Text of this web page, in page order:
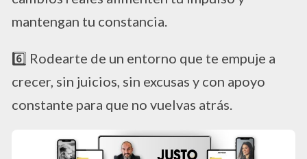
mantengan tu constancia.
​6️⃣ Rodearte de un entorno que te empuje a
crecer, sin juicios, sin excusas y con apoyo
constante para que no vuelvas atrás.